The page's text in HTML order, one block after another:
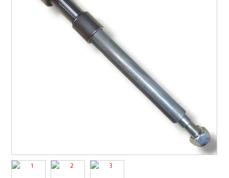
Vestuário